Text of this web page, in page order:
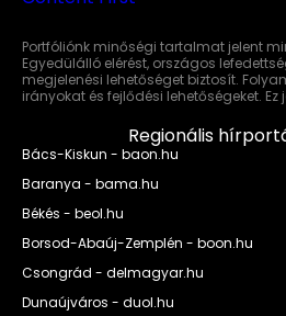
Portfóliónk minőségi tartalmat jelent
Egyedülálló elérést, országos
megjelenési lehetőséget biztosít.
irányokat és fejlődési lehetőségeket.
Regionális
Bács-Kiskun - baon.hu
Baranya - bama.hu
Békés - beol.hu
Borsod-Abaúj-Zemplén - boon.hu
Csongrád - delmagyar.hu
Dunaújváros - duol.hu